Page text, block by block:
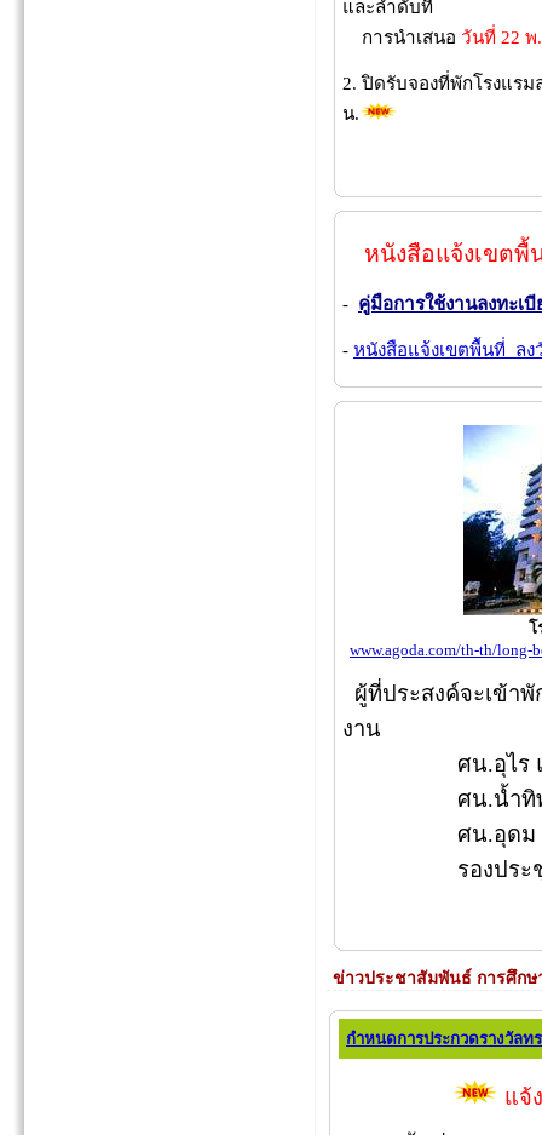
และลำดับที่
การนำเสนอ วันที่ 22
2. ปิดรับจองที่พักโรงแร
น.
หนังสือแจ้งเขต
- คู่มือการใช้งานลงทะเบี
- หนังสือแจ้งเขตพื้นที่ ลง
โ
www.agoda.com/th-th/long-
ผู้ที่ประสงค์จะเข้า
งาน
ศน.อุไร แจ่ม
ศน.น้ำทิพย์ เพ็ช
ศน.อุดม เทศ
รองประชุม แร
ข่าวประชาสัมพันธ์ การศึกษ
กำหนดการประกวดรางวัลท
แจ้